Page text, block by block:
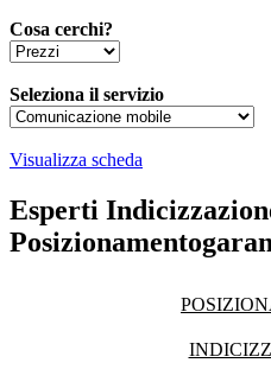
Cosa cerchi?
Seleziona il servizio
Visualizza scheda
Esperti